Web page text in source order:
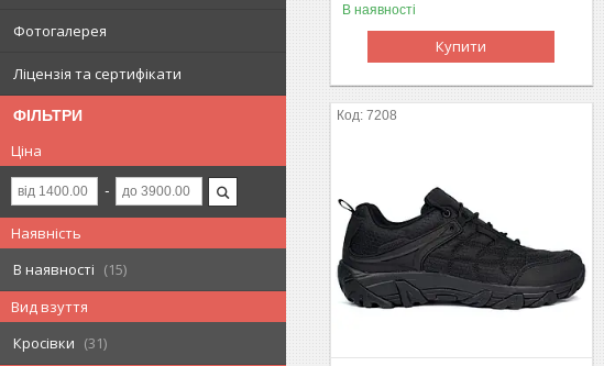
Фотогалерея
Ліцензія та сертифікати
ФІЛЬТРИ
Ціна
Наявність
В наявності
15
Вид взуття
Кросівки
31
В наявності
Купити
7208